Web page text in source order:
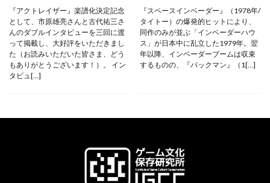
『アクトレイザー』楽譜化決定記念
として、市原雄亮さんと古代祐三さ
んのダブルインタビューを三回に渡
って掲載し、大好評をいただきまし
た（お読みいただいた皆さま、どう
もありがとうございます！）。 イン
タビュ[…]
『スペースインベーダー』（1978年/
タイトー）の爆発的ヒットにより、
同作のみが並ぶ「インベーダーハウ
ス」が日本中に乱立した1979年。翌
年以降、インベーダーブームは収束
するものの、『パックマン』（1[…]